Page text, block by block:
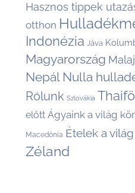
Hasznos tippek
otthon
Indonézia Jáva
Magyarország
Nepál Nulla
Rólunk Szlovákia
előtt Ágyaink a világ
Macedónia Ételek a
Zéland